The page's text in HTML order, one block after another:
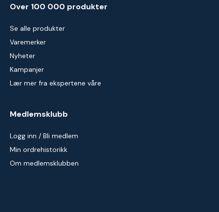
Over 100 000 produkter
Se alle produkter
Varemerker
Nyheter
Kampanjer
Lær mer fra ekspertene våre
Medlemsklubb
Logg inn / Bli medlem
Min ordrehistorikk
Om medlemsklubben